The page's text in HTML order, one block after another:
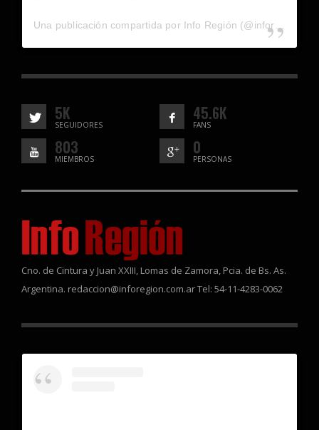
5K
SEGUIDORES
45.6K
FANS
803
MIEMBROS
0
PERSONAS
Cno. de Cintura y Juan XXIII, Lomas de Zamora, Pcia. de Bs. As.
Argentina. redaccion@inforegion.com.ar Tel: 54-11-4283-0062